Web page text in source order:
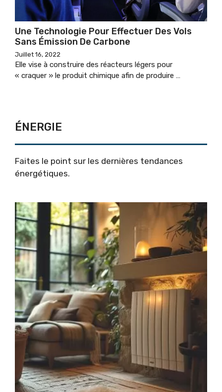
Une Technologie Pour Effectuer Des Vols
Sans Émission De Carbone
Juillet 16, 2022
Elle vise à construire des réacteurs légers pour
« craquer » le produit chimique afin de produire …
ÉNERGIE
Faites le point sur les dernières tendances
énergétiques.